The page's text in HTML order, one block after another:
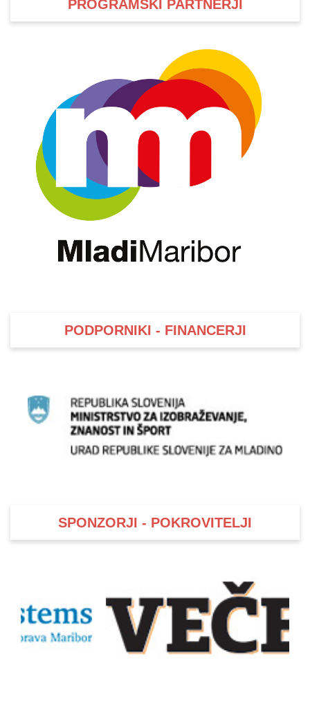
PROGRAMSKI PARTNERJI
PODPORNIKI - FINANCERJI
SPONZORJI - POKROVITELJI